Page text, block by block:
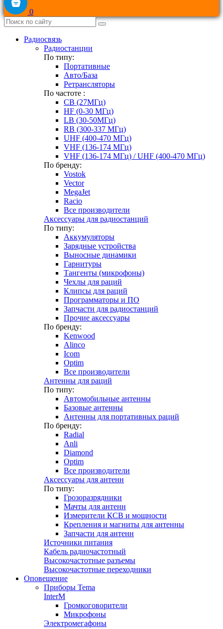
0
Радиосвязь
Радиостанции
По типу:
Портативные
Авто/База
Ретрансляторы
По частоте :
CB (27МГц)
HF (0-30 МГц)
LB (30-50МГц)
RB (300-337 МГц)
UHF (400-470 МГц)
VHF (136-174 МГц)
VHF (136-174 МГц) / UHF (400-470 МГц)
По бренду:
Vostok
Vector
MegaJet
Racio
Все производители
Аксессуары для радиостанций
По типу:
Аккумуляторы
Зарядные устройства
Выносные динамики
Гарнитуры
Тангенты (микрофоны)
Чехлы для раций
Клипсы для раций
Программаторы и ПО
Запчасти для радиостанций
Прочие аксессуары
По бренду:
Kenwood
Alinco
Icom
Optim
Все производители
Антенны для раций
По типу:
Автомобильные антенны
Базовые антенны
Антенны для портативных раций
По бренду:
Radial
Anli
Diamond
Optim
Все производители
Аксессуары для антенн
По типу:
Грозоразрядники
Мачты для антенн
Измерители КСВ и мощности
Крепления и магниты для антенны
Запчасти для антенн
Источники питания
Кабель радиочастотный
Высокочастотные разъемы
Высокочастотные переходники
Оповещение
Приборы Tema
InterM
Громкоговорители
Микрофоны
Электромегафоны